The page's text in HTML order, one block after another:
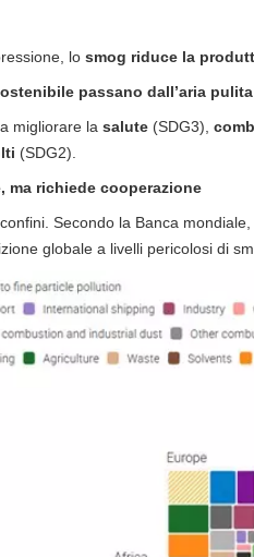
lo smog riduce la
passano dall’aria pulita
migliorare la salute (SDG3),
(SDG2).
ma richiede cooperazione
Secondo la Banca
globale a livelli pericolosi di